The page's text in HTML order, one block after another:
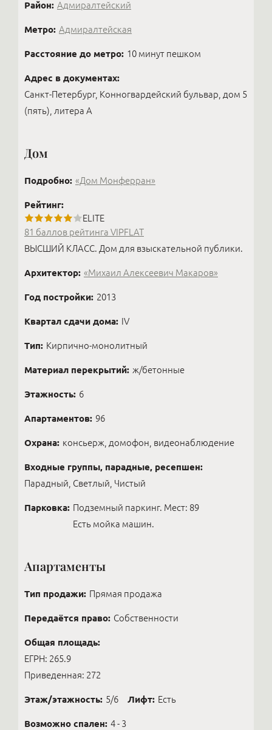
Район: Адмиралтейский
Метро: Адмиралтейская
Расстояние до метро: 10 минут пешком
Адрес в документах:
Санкт-Петербург, Конногвардейский бульвар, дом 5
(пять), литера А
Дом
Подробно: «Дом Монферран»
Рейтинг:
ELITE
81 баллов рейтинга VIPFLAT
ВЫСШИЙ КЛАСС. Дом для взыскательной публики.
Архитектор: «Михаил Алексеевич Макаров»
Год постройки: 2013
Квартал сдачи дома: IV
Тип: Кирпично-монолитный
Материал перекрытий: ж/бетонные
Этажность: 6
Апартаментов: 96
Охрана: консьерж, домофон, видеонаблюдение
Входные группы, парадные, ресепшен:
Парадный, Светлый, Чистый
Парковка: Подземный паркинг. Мест: 89
Есть мойка машин.
Апартаменты
Тип продажи: Прямая продажа
Передаётся право: Собственности
Общая площадь:
ЕГРН: 265.9
Приведенная: 272
Этаж/этажность: 5/6 Лифт: Есть
Возможно спален: 4 - 3